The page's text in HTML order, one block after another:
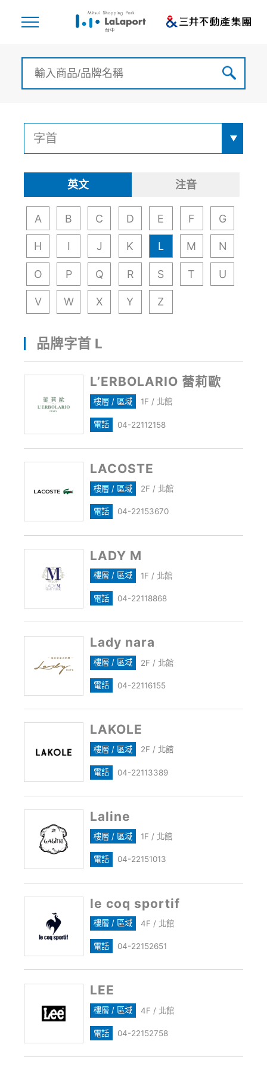
英文 注音
A B C D E F G
H I J K L M N
O P Q R S T U
V W X Y Z
品牌字首 L
L’ERBOLARIO 蕾莉歐
樓層 / 區域 1F / 北館
電話 04-22112158
LACOSTE
樓層 / 區域 2F / 北館
電話 04-22153670
LADY M
樓層 / 區域 1F / 北館
電話 04-22118868
Lady nara
樓層 / 區域 2F / 北館
電話 04-22116155
LAKOLE
樓層 / 區域 2F / 北館
電話 04-22113389
Laline
樓層 / 區域 1F / 北館
電話 04-22151013
le coq sportif
樓層 / 區域 4F / 北館
電話 04-22152651
LEE
樓層 / 區域 4F / 北館
電話 04-22152758